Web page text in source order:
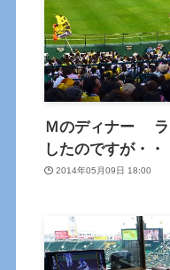
Ｍのディナー ラ
したのですが・
2014年05月09日 18:00